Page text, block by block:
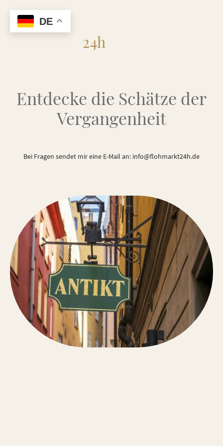
24h
Entdecke die Schätze der
Vergangenheit
Bei Fragen sendet mir eine E-Mail an: info@flohmarkt24h.de
DE